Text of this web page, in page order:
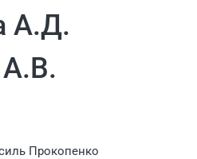
А.Д.
Прокопенко